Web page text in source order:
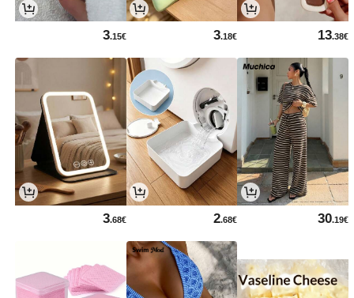
13.38€
3.18€
3.15€
30.19€
2.68€
3.68€